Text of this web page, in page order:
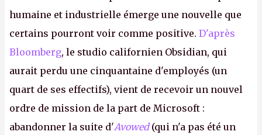
humaine et industrielle émerge une nouvelle que
certains pourront voir comme positive. D'après
Bloomberg, le studio californien Obsidian, qui
aurait perdu une cinquantaine d'employés (un
quart de ses effectifs), vient de recevoir un nouvel
ordre de mission de la part de Microsoft :
abandonner la suite d'Avowed(qui n'a pas été un